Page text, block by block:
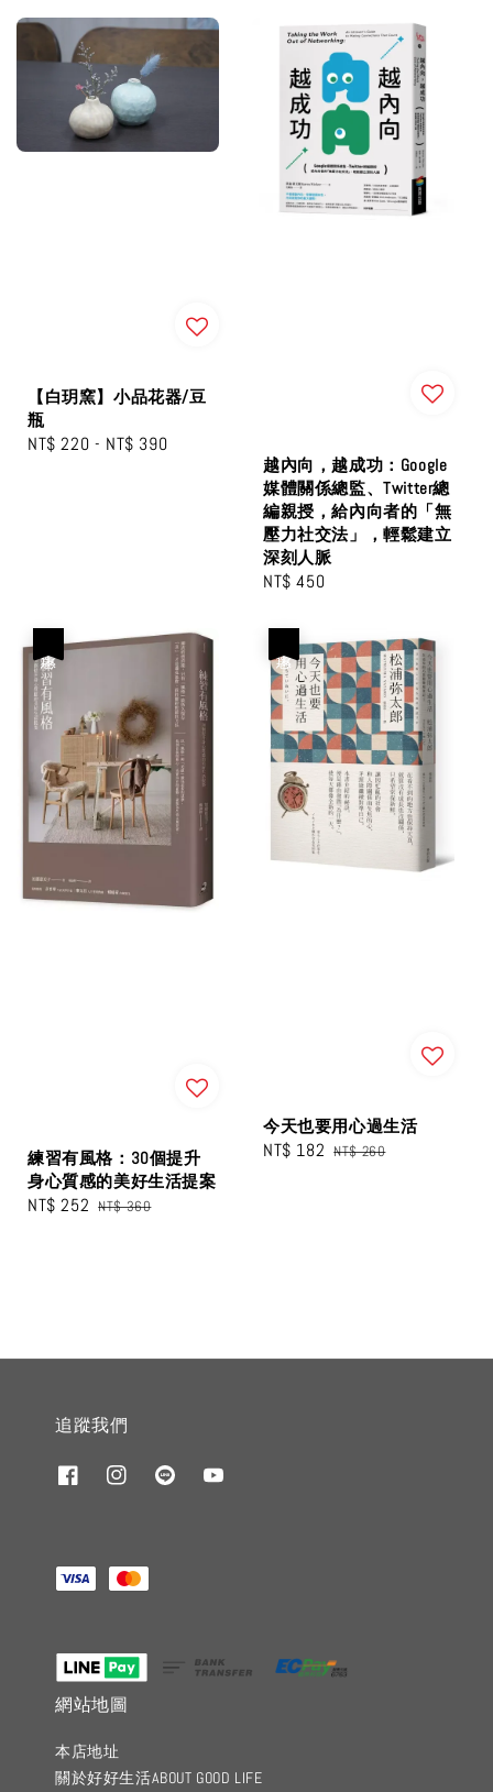
【白玥窯】小品花器/豆
瓶
Regular
NT$ 220 - NT$ 390
越內向，越成功：Google
媒體關係總監、Twitter總
編親授，給內向者的「無
壓力社交法」，輕鬆建立
深刻人脈
Regular
NT$ 450
練習有風格：30個提升
身心質感的美好生活提案
Sale
NT$ 252 Regular
NT$ 360
今天也要用心過生活
Sale
NT$ 182 Regular
NT$ 260
追蹤我們
網站地圖
本店地址
關於好好生活ABOUT GOOD LIFE